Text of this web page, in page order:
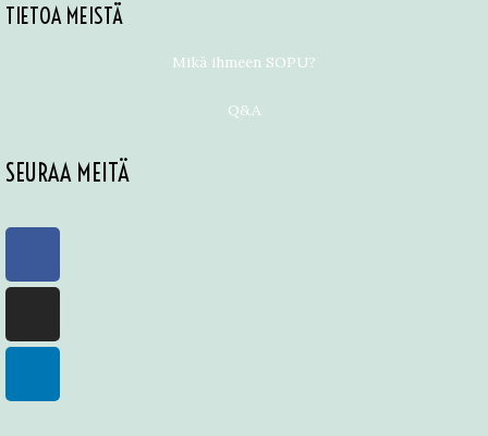
TIETOA MEISTÄ
Mikä ihmeen SOPU?
Q&A
SEURAA MEITÄ